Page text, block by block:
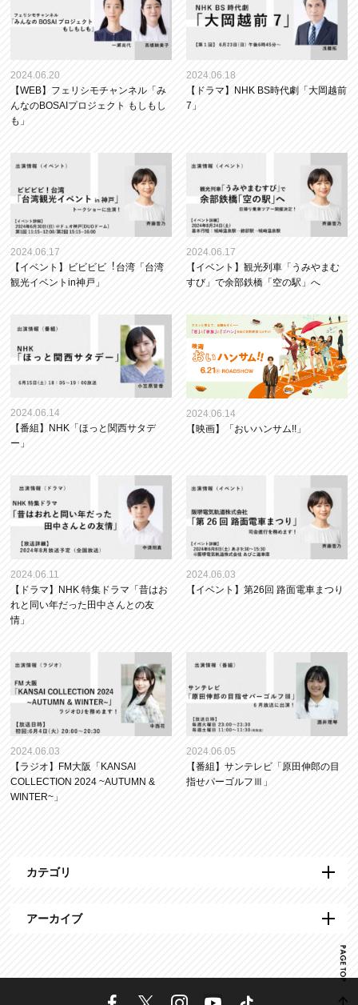
2024.06.20
【WEB】フェリシモチャンネル「み
んなのBOSAIプロジェクト もしもし
も」
2024.06.18
【ドラマ】NHK BS時代劇「大岡越前
7」
2024.06.17
【イベント】ビビビビ︕台湾「台湾
観光イベントin神戸」
2024.06.17
【イベント】観光列車「うみやまむ
すび」で余部鉄橋「空の駅」へ
2024.06.14
【番組】NHK「ほっと関西サタデ
ー」
2024.06.14
【映画】「おいハンサム!!」
2024.06.11
【ドラマ】NHK 特集ドラマ「昔はお
れと同い年だった田中さんとの友
情」
2024.06.03
【イベント】第26回 路面電車まつり
2024.06.03
【ラジオ】FM大阪「KANSAI
COLLECTION 2024 ~AUTUMN &
WINTER~」
2024.06.05
【番組】サンテレビ「原田伸郎の目
指せパーゴルフⅢ」
カテゴリ
アーカイブ